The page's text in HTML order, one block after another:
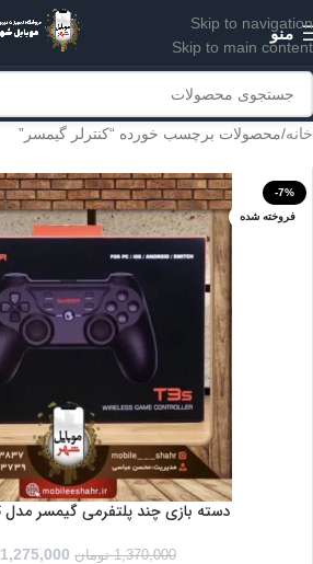
Skip to navigation
Skip to main content
منو
خانه محصولات برچسب خورده “کنترلر گیمسر”
-7%
فروخته شده
دسته بازی چند پلتفرمی گیمسر مدل Gamesir T3S
1,370,000 تومان 1,275,000